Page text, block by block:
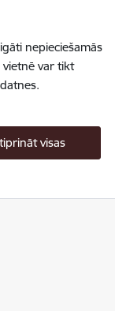
nepieciešamās
vietnē var tikt
visas